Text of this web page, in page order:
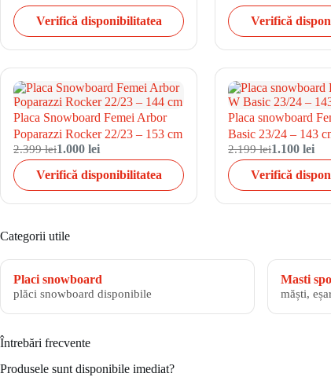
Verifică disponibilitatea
Verifică
Placa Snowboard Femei Arbor
Poparazzi Rocker 22/23 – 153 cm
2.399 lei1.000 lei
Verifică disponibilitatea
Placa snowboard
Basic 23/24 – 143
2.199 lei1.100 lei
Verifică
Categorii utile
Placi snowboard
plăci snowboard disponibile
Masti
măști,
Întrebări frecvente
Produsele sunt disponibile imediat?